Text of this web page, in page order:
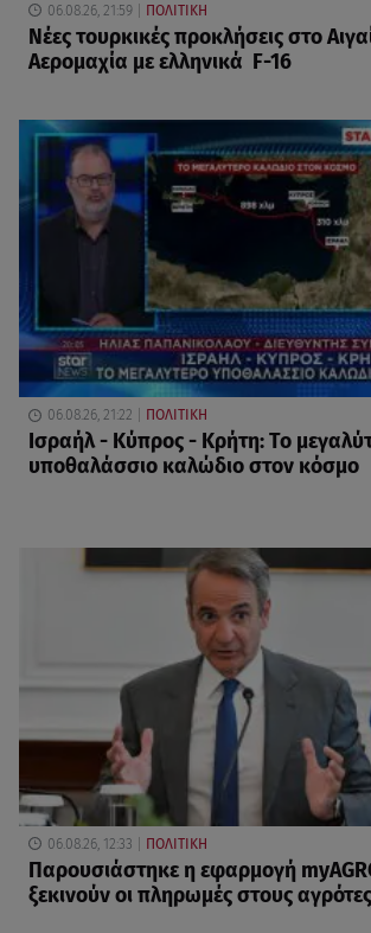
06.08.26, 21:59 ΠΟΛΙΤΙΚΗ
Νέες τουρκικές προκλήσεις στο
Αερομαχία με ελληνικά F-16
06.08.26, 21:22 ΠΟΛΙΤΙΚΗ
Ισραήλ - Κύπρος - Κρήτη: Το
υποθαλάσσιο καλώδιο στον κόσμο
06.08.26, 12:33 ΠΟΛΙΤΙΚΗ
Παρουσιάστηκε η εφαρμογή
ξεκινούν οι πληρωμές στους αγρότες